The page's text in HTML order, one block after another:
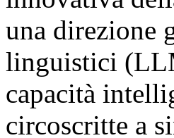
una direzione
linguistici
capacità
circoscritte a